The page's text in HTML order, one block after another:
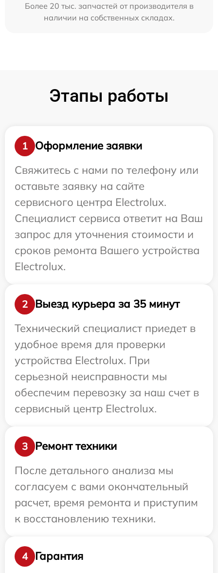
Более 20 тыс. запчастей от производителя в
наличии на собственных складах.
Этапы работы
1
Оформление заявки
Свяжитесь с нами по телефону или
оставьте заявку на сайте
сервисного центра Electrolux.
Специалист сервиса ответит на Ваш
запрос для уточнения стоимости и
сроков ремонта Вашего устройства
Electrolux.
2
Выезд курьера за 35 минут
Технический специалист приедет в
удобное время для проверки
устройства Electrolux. При
серьезной неисправности мы
обеспечим перевозку за наш счет в
сервисный центр Electrolux.
3
Ремонт техники
После детального анализа мы
согласуем с вами окончательный
расчет, время ремонта и приступим
к восстановлению техники.
4 Гарантия